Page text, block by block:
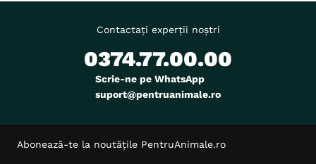
Contactați experții noștri
0374.77.00.00
Scrie-ne pe WhatsApp
suport@pentruanimale.ro
Abonează-te la noutățile PentruAnimale.ro